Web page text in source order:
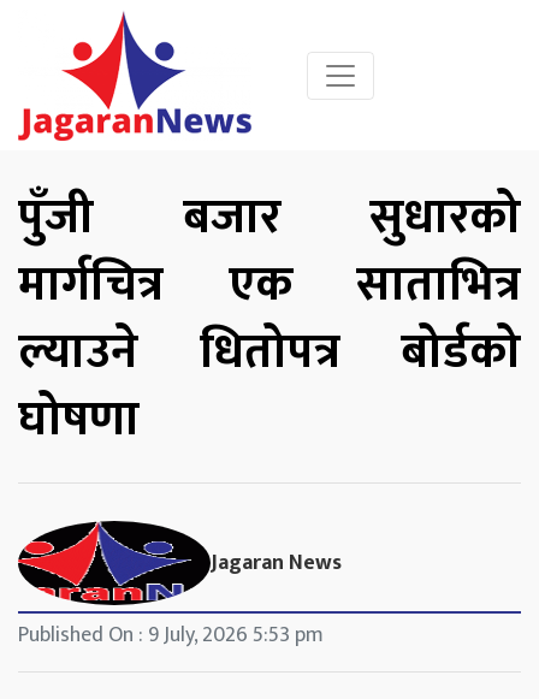
पुँजी बजार सुधारको
मार्गचित्र एक साताभित्र
ल्याउने धितोपत्र बोर्डको
घोषणा
Jagaran News
Published On : 9 July, 2026 5:53 pm